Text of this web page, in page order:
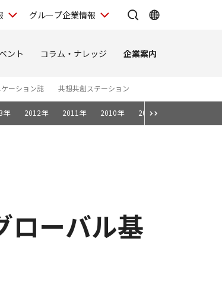
グループ企業情報
ント コラム・ナレッジ 企業案内
ーション誌 共想共創ステーション
年 2012年 2011年 2010年 2009年
ローバル基